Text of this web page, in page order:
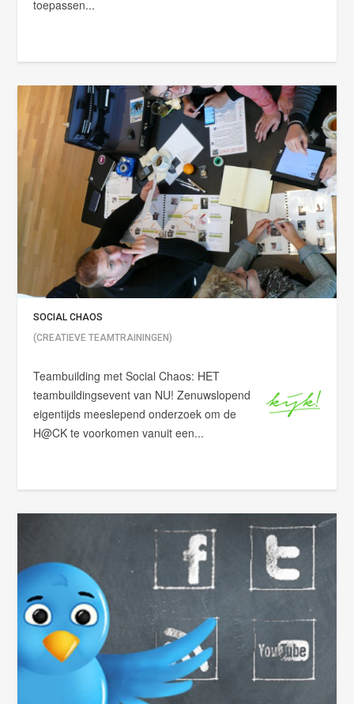
toepassen...
SOCIAL CHAOS
(CREATIEVE TEAMTRAININGEN)
Teambuilding met Social Chaos: HET
teambuildingsevent van NU! Zenuwslopend
eigentijds meeslepend onderzoek om de
H@CK te voorkomen vanuit een...